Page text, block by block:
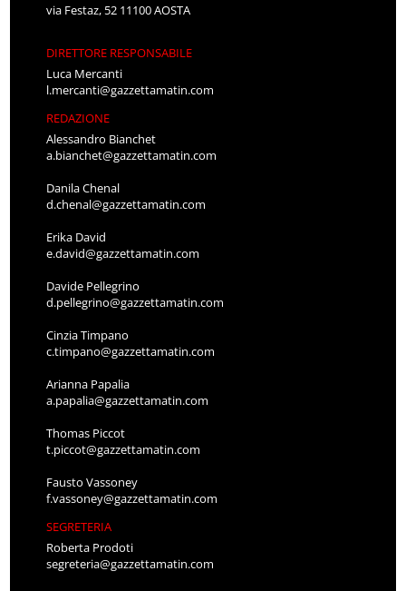
via Festaz, 52 11100 AOSTA
DIRETTORE RESPONSABILE
Luca Mercanti
l.mercanti@gazzettamatin.com
REDAZIONE
Alessandro Bianchet
a.bianchet@gazzettamatin.com
Danila Chenal
d.chenal@gazzettamatin.com
Erika David
e.david@gazzettamatin.com
Davide Pellegrino
d.pellegrino@gazzettamatin.com
Cinzia Timpano
c.timpano@gazzettamatin.com
Arianna Papalia
a.papalia@gazzettamatin.com
Thomas Piccot
t.piccot@gazzettamatin.com
Fausto Vassoney
f.vassoney@gazzettamatin.com
SEGRETERIA
Roberta Prodoti
segreteria@gazzettamatin.com